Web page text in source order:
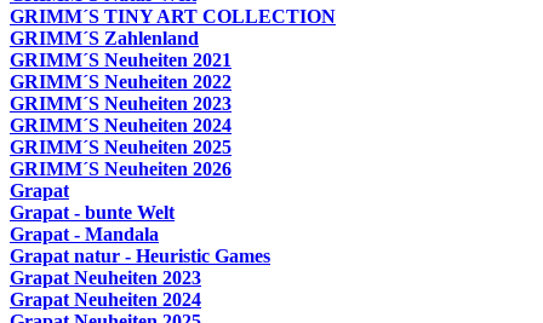
GRIMM´S TINY ART COLLECTION
GRIMM´S Zahlenland
GRIMM´S Neuheiten 2021
GRIMM´S Neuheiten 2022
GRIMM´S Neuheiten 2023
GRIMM´S Neuheiten 2024
GRIMM´S Neuheiten 2025
GRIMM´S Neuheiten 2026
Grapat
Grapat - bunte Welt
Grapat - Mandala
Grapat natur - Heuristic Games
Grapat Neuheiten 2023
Grapat Neuheiten 2024